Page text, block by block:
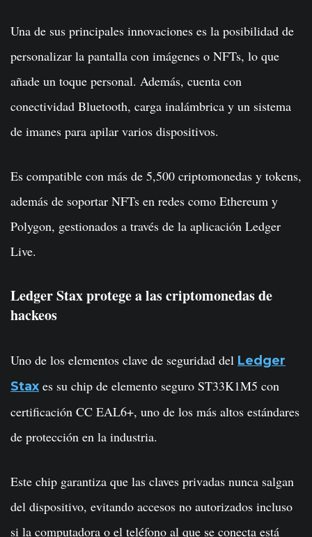
Una de sus principales innovaciones es la posibilidad de
personalizar la pantalla con imágenes o NFTs, lo que
añade un toque personal. Además, cuenta con
conectividad Bluetooth, carga inalámbrica y un sistema
de imanes para apilar varios dispositivos.
Es compatible con más de 5,500 criptomonedas y tokens,
además de soportar NFTs en redes como Ethereum y
Polygon, gestionados a través de la aplicación Ledger
Live.
Ledger Stax protege a las criptomonedas de
hackeos
Uno de los elementos clave de seguridad del Ledger
Stax es su chip de elemento seguro ST33K1M5 con
certificación CC EAL6+, uno de los más altos estándares
de protección en la industria.
Este chip garantiza que las claves privadas nunca salgan
del dispositivo, evitando accesos no autorizados incluso
si la computadora o el teléfono al que se conecta está